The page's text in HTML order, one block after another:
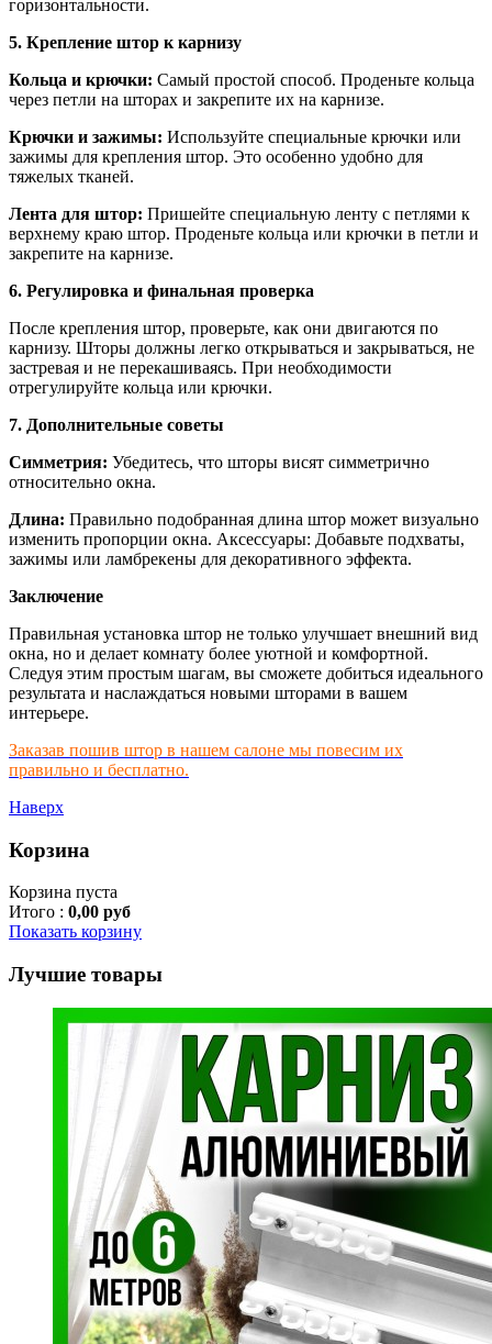
горизонтальности.
5. Крепление штор к карнизу
Кольца и крючки: Самый простой способ. Проденьте кольца
через петли на шторах и закрепите их на карнизе.
Крючки и зажимы: Используйте специальные крючки или
зажимы для крепления штор. Это особенно удобно для
тяжелых тканей.
Лента для штор: Пришейте специальную ленту с петлями к
верхнему краю штор. Проденьте кольца или крючки в петли и
закрепите на карнизе.
6. Регулировка и финальная проверка
После крепления штор, проверьте, как они двигаются по
карнизу. Шторы должны легко открываться и закрываться, не
застревая и не перекашиваясь. При необходимости
отрегулируйте кольца или крючки.
7. Дополнительные советы
Симметрия: Убедитесь, что шторы висят симметрично
относительно окна.
Длина: Правильно подобранная длина штор может визуально
изменить пропорции окна. Аксессуары: Добавьте подхваты,
зажимы или ламбрекены для декоративного эффекта.
Заключение
Правильная установка штор не только улучшает внешний вид
окна, но и делает комнату более уютной и комфортной.
Следуя этим простым шагам, вы сможете добиться идеального
результата и наслаждаться новыми шторами в вашем
интерьере.
Заказав пошив штор в нашем салоне мы повесим их
правильно и бесплатно.
Наверх
Корзина
Корзина пуста
Итого : 0,00 руб
Показать корзину
Лучшие товары